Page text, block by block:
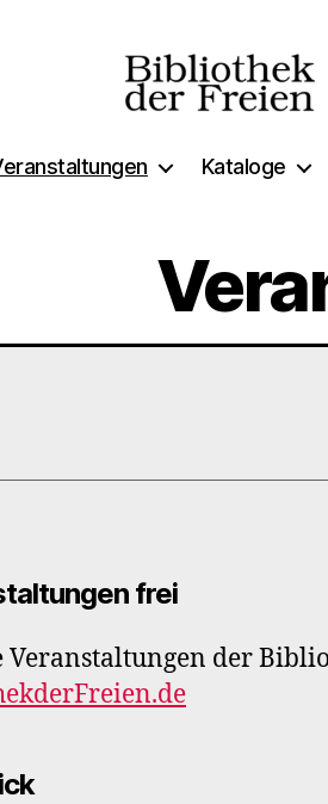
der
Kataloge
frei
Veranstaltungen der